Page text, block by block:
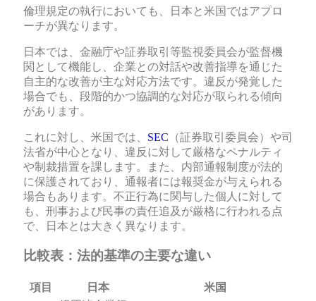
倫理規定の執行においても、日本と米国ではアプロ
ーチが異なります。
日本では、金融庁や証券取引等監視委員会が監督機
関として機能し、企業との対話や改善指導を通じた
自主的な改善が主な対応方法です。違反が発覚した
場合でも、段階的かつ協調的な対応が取られる傾向
があります。
これに対し、米国では、 SEC （証券取引委員会）や司
法省が中心となり、違反に対して厳格なペナルティ
や制裁措置を課します。また、内部通報制度が法的
に保護されており、通報者には報奨金が与えられる
場合もあります。不正行為に関与した個人に対して
も、刑事および民事の責任追及が厳格に行われる点
で、日本とは大きく異なります。
比較表：法的基準の主要な違い
項目 日本 米国